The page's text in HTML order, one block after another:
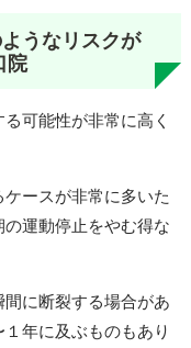
うなリスクが
院
可能性が非常に高く
ースが非常に多いた
運動停止をやむ得な
に断裂する場合があ
年に及ぶものもあり